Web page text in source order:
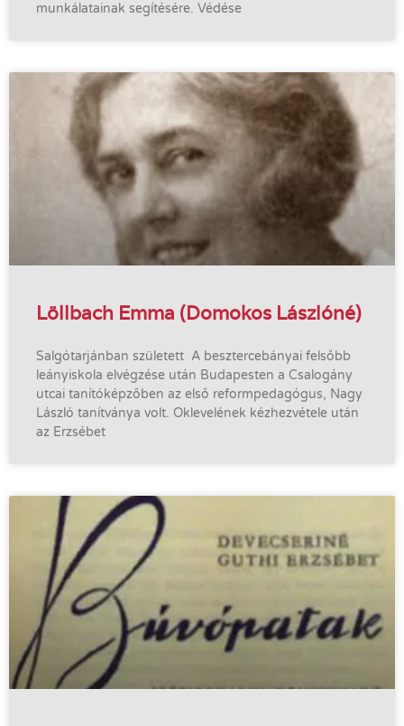
munkálatainak segítésére. Védése
Löllbach Emma (Domokos Lászlóné)
Salgótarjánban született A besztercebányai felsőbb
leányiskola elvégzése után Budapesten a Csalogány
utcai tanítóképzőben az első reformpedagógus, Nagy
László tanítványa volt. Oklevelének kézhezvétele után
az Erzsébet